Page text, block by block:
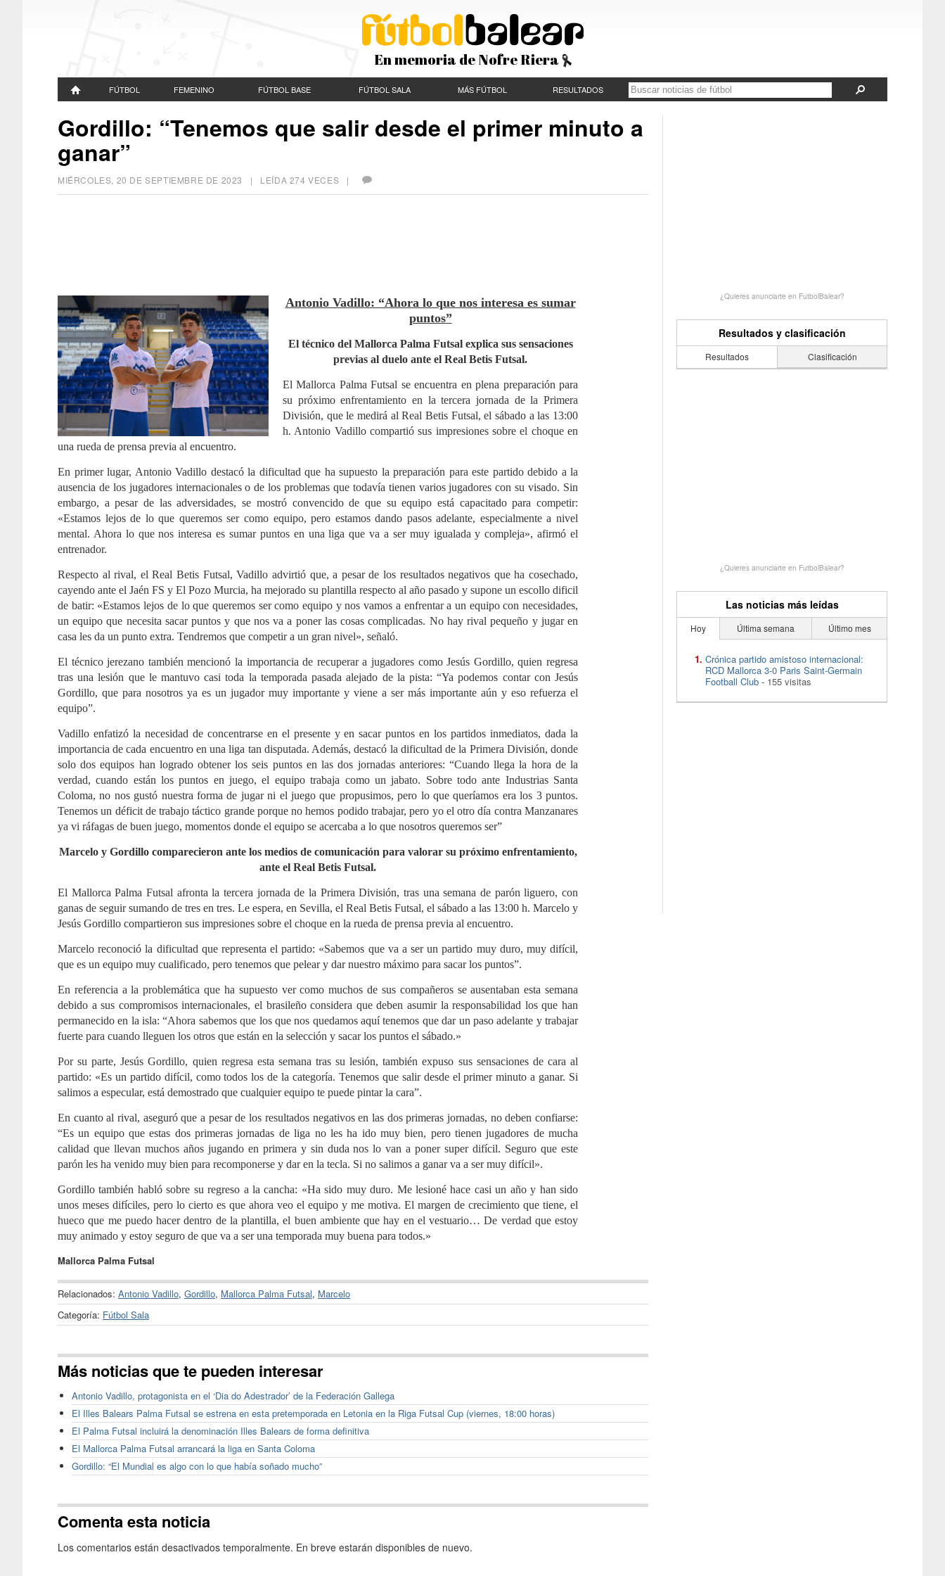
En memoria de Nofre Riera
FÚTBOL FEMENINO FÚTBOL BASE FÚTBOL SALA MÁS FÚTBOL RESULTADOS
Gordillo: “Tenemos que salir desde el primer minuto a
ganar”
MIÉRCOLES, 20 DE SEPTIEMBRE DE 2023 | LEÍDA 274 VECES |
Antonio Vadillo: “Ahora lo que nos interesa es sumar
puntos”
El técnico del Mallorca Palma Futsal explica sus sensaciones
previas al duelo ante el Real Betis Futsal.
El Mallorca Palma Futsal se encuentra en plena preparación para
su próximo enfrentamiento en la tercera jornada de la Primera
División, que le medirá al Real Betis Futsal, el sábado a las 13:00
h. Antonio Vadillo compartió sus impresiones sobre el choque en
una rueda de prensa previa al encuentro.
En primer lugar, Antonio Vadillo destacó la dificultad que ha supuesto la preparación para este partido debido a la
ausencia de los jugadores internacionales o de los problemas que todavía tienen varios jugadores con su visado. Sin
embargo, a pesar de las adversidades, se mostró convencido de que su equipo está capacitado para competir:
«Estamos lejos de lo que queremos ser como equipo, pero estamos dando pasos adelante, especialmente a nivel
mental. Ahora lo que nos interesa es sumar puntos en una liga que va a ser muy igualada y compleja», afirmó el
entrenador.
Respecto al rival, el Real Betis Futsal, Vadillo advirtió que, a pesar de los resultados negativos que ha cosechado,
cayendo ante el Jaén FS y El Pozo Murcia, ha mejorado su plantilla respecto al año pasado y supone un escollo dificil
de batir: «Estamos lejos de lo que queremos ser como equipo y nos vamos a enfrentar a un equipo con necesidades,
un equipo que necesita sacar puntos y que nos va a poner las cosas complicadas. No hay rival pequeño y jugar en
casa les da un punto extra. Tendremos que competir a un gran nivel», señaló.
El técnico jerezano también mencionó la importancia de recuperar a jugadores como Jesús Gordillo, quien regresa
tras una lesión que le mantuvo casi toda la temporada pasada alejado de la pista: “Ya podemos contar con Jesús
Gordillo, que para nosotros ya es un jugador muy importante y viene a ser más importante aún y eso refuerza el
equipo”.
Vadillo enfatizó la necesidad de concentrarse en el presente y en sacar puntos en los partidos inmediatos, dada la
importancia de cada encuentro en una liga tan disputada. Además, destacó la dificultad de la Primera División, donde
solo dos equipos han logrado obtener los seis puntos en las dos jornadas anteriores: “Cuando llega la hora de la
verdad, cuando están los puntos en juego, el equipo trabaja como un jabato. Sobre todo ante Industrias Santa
Coloma, no nos gustó nuestra forma de jugar ni el juego que propusimos, pero lo que queríamos era los 3 puntos.
Tenemos un déficit de trabajo táctico grande porque no hemos podido trabajar, pero yo el otro día contra Manzanares
ya vi ráfagas de buen juego, momentos donde el equipo se acercaba a lo que nosotros queremos ser”
Marcelo y Gordillo comparecieron ante los medios de comunicación para valorar su próximo enfrentamiento,
ante el Real Betis Futsal.
El Mallorca Palma Futsal afronta la tercera jornada de la Primera División, tras una semana de parón liguero, con
ganas de seguir sumando de tres en tres. Le espera, en Sevilla, el Real Betis Futsal, el sábado a las 13:00 h. Marcelo y
Jesús Gordillo compartieron sus impresiones sobre el choque en la rueda de prensa previa al encuentro.
Marcelo reconoció la dificultad que representa el partido: «Sabemos que va a ser un partido muy duro, muy difícil,
que es un equipo muy cualificado, pero tenemos que pelear y dar nuestro máximo para sacar los puntos”.
En referencia a la problemática que ha supuesto ver como muchos de sus compañeros se ausentaban esta semana
debido a sus compromisos internacionales, el brasileño considera que deben asumir la responsabilidad los que han
permanecido en la isla: “Ahora sabemos que los que nos quedamos aquí tenemos que dar un paso adelante y trabajar
fuerte para cuando lleguen los otros que están en la selección y sacar los puntos el sábado.»
Por su parte, Jesús Gordillo, quien regresa esta semana tras su lesión, también expuso sus sensaciones de cara al
partido: «Es un partido difícil, como todos los de la categoría. Tenemos que salir desde el primer minuto a ganar. Si
salimos a especular, está demostrado que cualquier equipo te puede pintar la cara”.
En cuanto al rival, aseguró que a pesar de los resultados negativos en las dos primeras jornadas, no deben confiarse:
“Es un equipo que estas dos primeras jornadas de liga no les ha ido muy bien, pero tienen jugadores de mucha
calidad que llevan muchos años jugando en primera y sin duda nos lo van a poner super difícil. Seguro que este
parón les ha venido muy bien para recomponerse y dar en la tecla. Si no salimos a ganar va a ser muy difícil».
Gordillo también habló sobre su regreso a la cancha: «Ha sido muy duro. Me lesioné hace casi un año y han sido
unos meses difíciles, pero lo cierto es que ahora veo el equipo y me motiva. El margen de crecimiento que tiene, el
hueco que me puedo hacer dentro de la plantilla, el buen ambiente que hay en el vestuario… De verdad que estoy
muy animado y estoy seguro de que va a ser una temporada muy buena para todos.»
Mallorca Palma Futsal
Relacionados: Antonio Vadillo, Gordillo, Mallorca Palma Futsal, Marcelo
Categoría: Fútbol Sala
Más noticias que te pueden interesar
Antonio Vadillo, protagonista en el ‘Dia do Adestrador’ de la Federación Gallega
El Illes Balears Palma Futsal se estrena en esta pretemporada en Letonia en la Riga Futsal Cup (viernes, 18:00 horas)
El Palma Futsal incluirá la denominación Illes Balears de forma definitiva
El Mallorca Palma Futsal arrancará la liga en Santa Coloma
Gordillo: “El Mundial es algo con lo que había soñado mucho”
Comenta esta noticia
Los comentarios están desactivados temporalmente. En breve estarán disponibles de nuevo.
¿Quieres anunciarte en FutbolBalear?
Resultados y clasificación
Resultados Clasificación
¿Quieres anunciarte en FutbolBalear?
Las noticias más leídas
Hoy Última semana Último mes
Crónica partido amistoso internacional:
RCD Mallorca 3-0 Paris Saint-Germain
Football Club - 155 visitas